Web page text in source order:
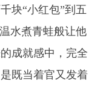
块“小红包”到五
水煮青蛙般让他
成就感中，完全
既当着官又发着